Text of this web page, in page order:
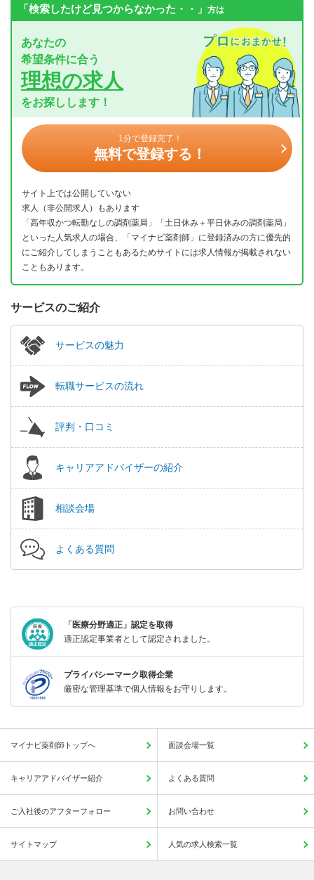
「検索したけど見つからなかった・・」 方は
あなたの
希望条件に合う
理想の求人
をお探しします！
1分で登録完了！
無料で登録する！
サイト上では公開していない
求人（非公開求人）もあります
「高年収かつ転勤なしの調剤薬局」「土日休み＋平日休みの調剤薬局」
といった人気求人の場合、「マイナビ薬剤師」に登録済みの方に優先的
にご紹介してしまうこともあるためサイトには求人情報が掲載されない
こともあります。
サービスのご紹介
サービスの魅力
転職サービスの流れ
評判・口コミ
キャリアアドバイザーの紹介
相談会場
よくある質問
「医療分野適正」認定を取得
適正認定事業者として認定されました。
プライバシーマーク取得企業
厳密な管理基準で個人情報をお守りします。
マイナビ薬剤師トップへ 面談会場一覧
キャリアアドバイザー紹介 よくある質問
ご入社後のアフターフォロー お問い合わせ
サイトマップ 人気の求人検索一覧